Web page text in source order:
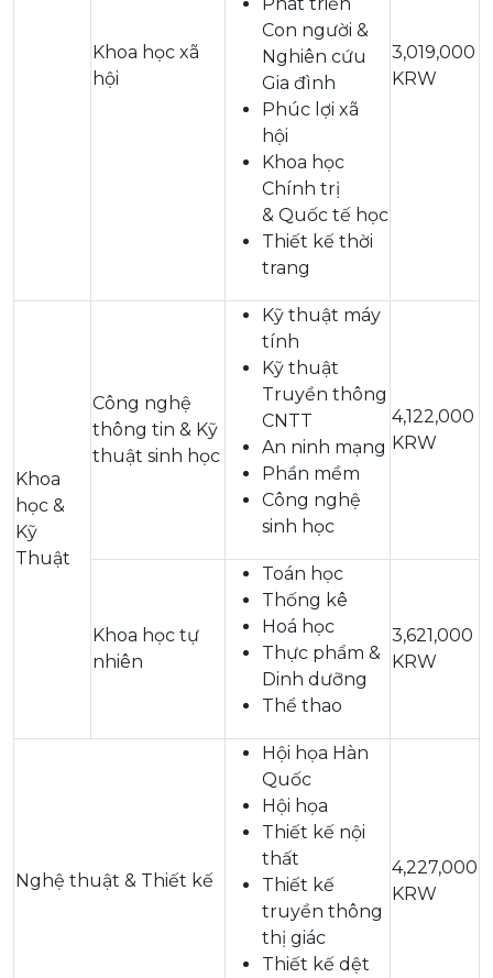
Khoa học xã
hội
Con người &
Nghiên cứu
Gia đình
Phúc lợi xã
hội
Khoa học
Chính trị
& Quốc tế học
Thiết kế thời
trang
3,019,000
KRW
Khoa
học &
Kỹ
Thuật
Công nghệ
thông tin & Kỹ
thuật sinh học
Kỹ thuật máy
tính
Kỹ thuật
Truyền thông
CNTT
An ninh mạng
Phần mềm
Công nghệ
sinh học
4,122,000
KRW
Khoa học tự
nhiên
Toán học
Thống kê
Hoá học
Thực phẩm &
Dinh dưỡng
Thể thao
3,621,000
KRW
Nghệ thuật & Thiết kế
Hội họa Hàn
Quốc
Hội họa
Thiết kế nội
thất
Thiết kế
truyền thông
thị giác
Thiết kế dệt
4,227,000
KRW